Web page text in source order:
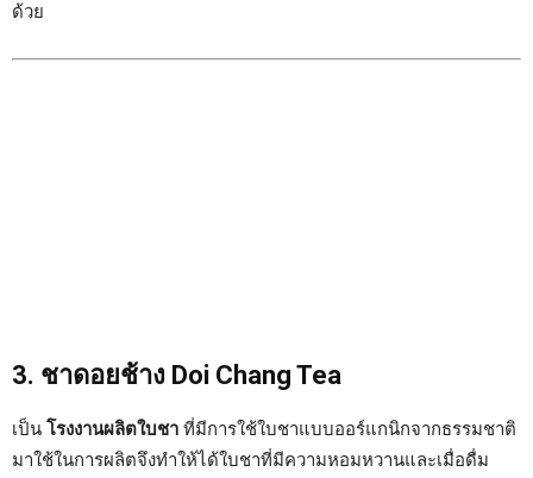
ด้วย
3. ชาดอยช้าง Doi Chang Tea
เป็น โรงงานผลิตใบชา ที่มีการใช้ใบชาแบบออร์แกนิกจากธรรมชาติ
มาใช้ในการผลิตจึงทำให้ได้ใบชาที่มีความหอมหวานและเมื่อดื่ม